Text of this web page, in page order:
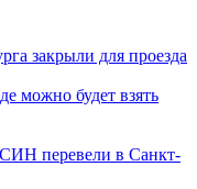
закрыли для проезда
можно будет взять
перевели в Санкт-